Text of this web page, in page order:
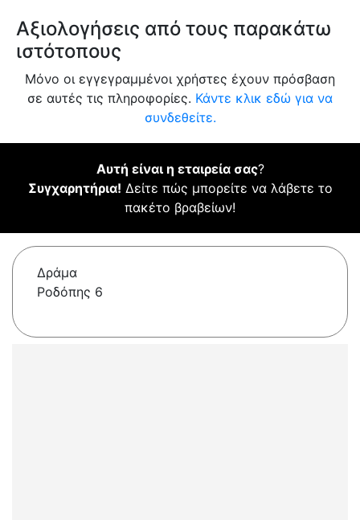
Αξιολογήσεις από τους παρακάτω
ιστότοπους
Μόνο οι εγγεγραμμένοι χρήστες έχουν πρόσβαση
σε αυτές τις πληροφορίες. Κάντε κλικ εδώ για να
συνδεθείτε.
Αυτή είναι η εταιρεία σας?
Συγχαρητήρια! Δείτε πώς μπορείτε να λάβετε το
πακέτο βραβείων!
Δράμα
Ροδόπης 6